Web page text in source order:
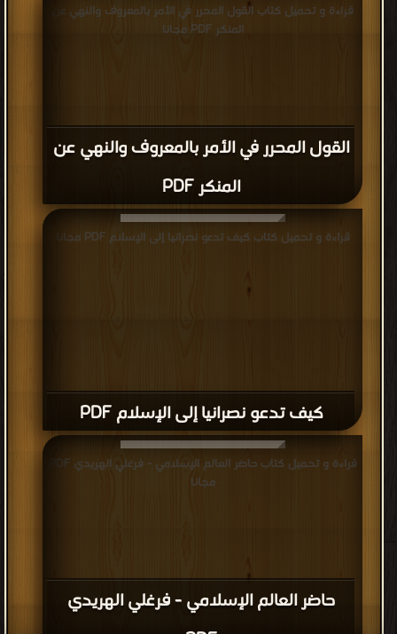
القول المحرر في الأمر بالمعروف والنهي عن
المنكر PDF
قراءة و تحميل كتاب القول المحرر في الأمر بالمعروف والنهي عن
المنكر PDF مجانا
كيف تدعو نصرانيا إلى الإسلام PDF
قراءة و تحميل كتاب كيف تدعو نصرانيا إلى الإسلام PDF مجانا
حاضر العالم الإسلامي - فرغلي الهريدي
قراءة و تحميل كتاب حاضر العالم الإسلامي - فرغلي الهريدي PDF
مجانا